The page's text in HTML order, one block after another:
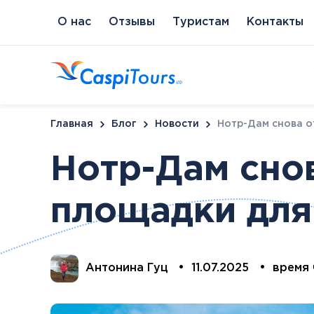
О нас Отзывы Туристам Контакты
Венгрия
Будапешт
Хевиз
Шарвар
Литва
Паланга
Кипр
Главная Блог Новости Нотр-Дам снова
Нотр-Дам
площадки для
Антонина Гуц • 11.07.2025 • время